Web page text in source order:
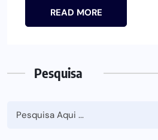
READ MORE
Pesquisa